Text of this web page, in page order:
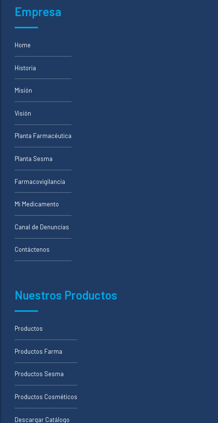
Empresa
Home
Historia
Misión
Visión
Planta Farmacéutica
Planta Sesma
Farmacovigilancia
Mi Medicamento
Canal de Denuncias
Contáctenos
Nuestros Productos
Productos
Productos Farma
Productos Sesma
Productos Cosméticos
Descargar Catálogo